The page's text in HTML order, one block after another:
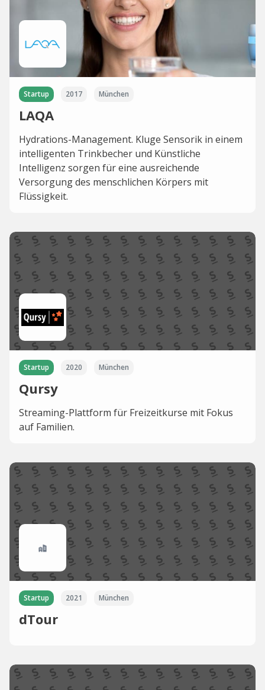
Startup 2017 München
LAQA
Hydrations-Management. Kluge Sensorik in einem
intelligenten Trinkbecher und Künstliche
Intelligenz sorgen für eine ausreichende
Versorgung des menschlichen Körpers mit
Flüssigkeit.
Startup 2020 München
Qursy
Streaming-Plattform für Freizeitkurse mit Fokus
auf Familien.
Startup 2021 München
dTour